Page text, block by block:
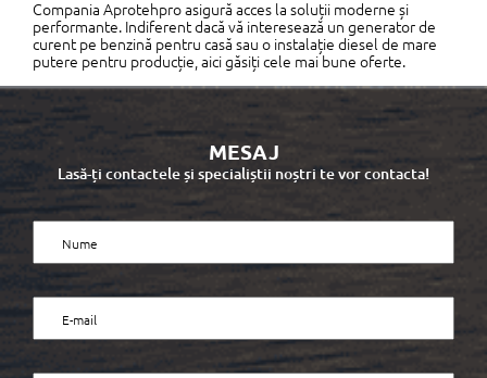
Compania Aprotehpro asigură acces la soluții moderne și
performante. Indiferent dacă vă interesează un generator de
curent pe benzină pentru casă sau o instalație diesel de mare
putere pentru producție, aici găsiți cele mai bune oferte.
MESAJ
Lasă-ți contactele și specialiștii noștri te vor contacta!